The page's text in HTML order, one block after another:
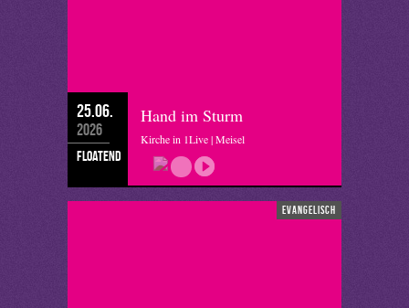
25.06.
2026
floatend
Hand im Sturm
Kirche in 1Live | Meisel
evangelisch